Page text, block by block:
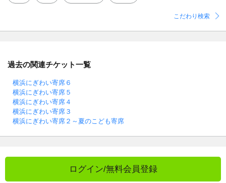
こだわり検索
過去の関連チケット一覧
横浜にぎわい寄席６
横浜にぎわい寄席５
横浜にぎわい寄席４
横浜にぎわい寄席３
横浜にぎわい寄席２～夏のこども寄席
ログイン/無料会員登録